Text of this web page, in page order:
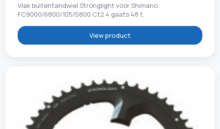
Vlak buitentandwiel Stronglight voor Shimano
FC9000/6800/105/5800 Ct2 4 gaats 48 t.
View product